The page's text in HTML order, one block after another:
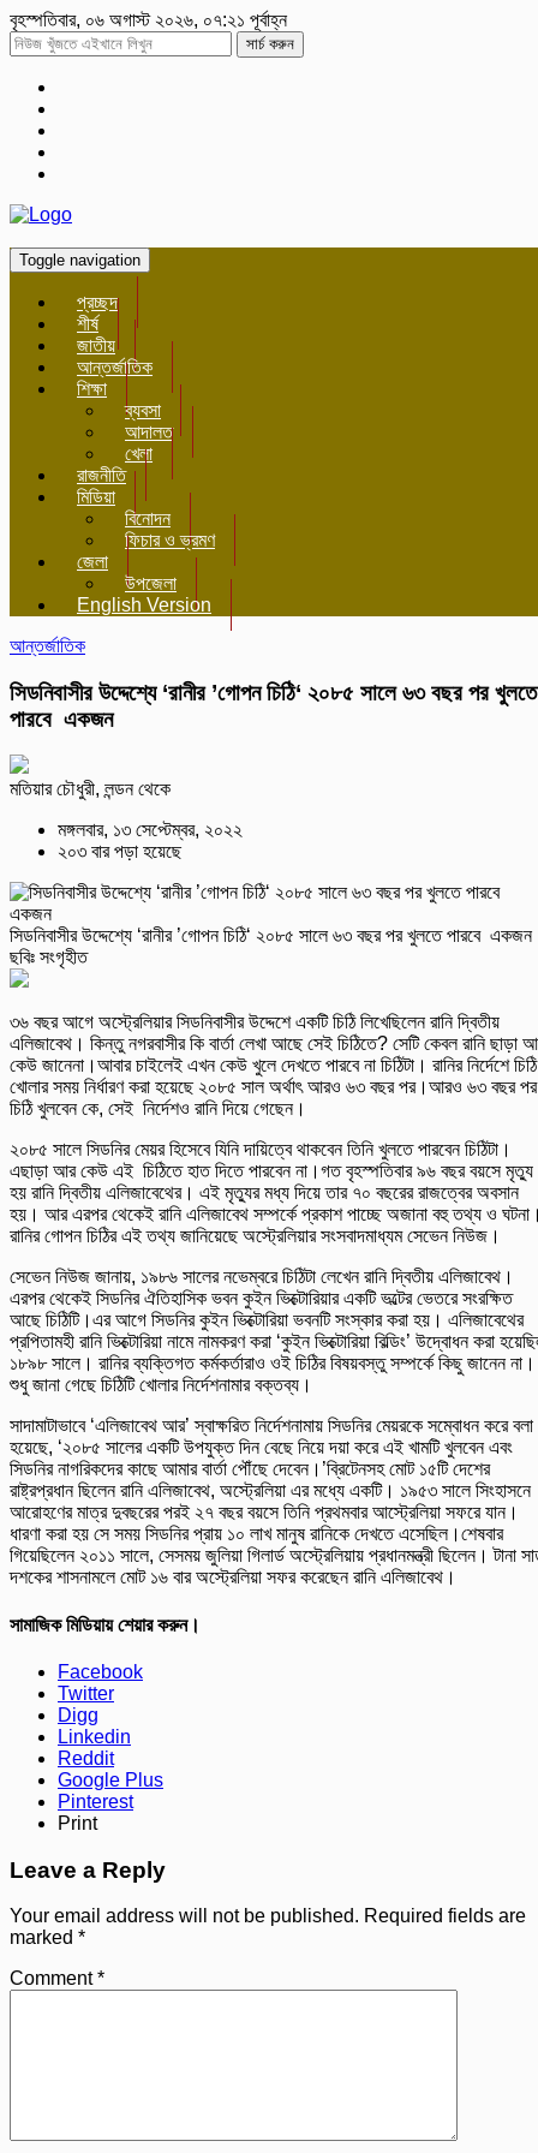
বৃহস্পতিবার, ০৬ অগাস্ট ২০২৬, ০৭:২১ পূর্বাহ্ন
সার্চ করুন
Toggle navigation
প্রচ্ছদ
শীর্ষ
জাতীয়
আন্তর্জাতিক
শিক্ষা
ব্যবসা
আদালত
খেলা
রাজনীতি
মিডিয়া
বিনোদন
ফিচার ও ভ্রমণ
জেলা
উপজেলা
English Version
আন্তর্জাতিক
সিডনিবাসীর উদ্দেশ্যে ‘রানীর ’গোপন চিঠি‘ ২০৮৫ সালে ৬৩ বছর পর খুলতে
পারবে একজন
মতিয়ার চৌধুরী, লন্ডন থেকে
মঙ্গলবার, ১৩ সেপ্টেম্বর, ২০২২
২০৩ বার পড়া হয়েছে
সিডনিবাসীর উদ্দেশ্যে ‘রানীর ’গোপন চিঠি‘ ২০৮৫ সালে ৬৩ বছর পর খুলতে পারবে
ছবিঃ সংগৃহীত
৩৬ বছর আগে অস্ট্রেলিয়ার সিডনিবাসীর উদ্দেশে একটি চিঠি লিখেছিলেন রানি দ্বিতীয়
এলিজাবেথ। কিন্তু নগরবাসীর কি বার্তা লেখা আছে সেই চিঠিতে? সেটি কেবল রানি ছাড়া
কেউ জানেনা।আবার চাইলেই এখন কেউ খুলে দেখতে পারবে না চিঠিটা। রানির নির্দেশে চিঠি
খোলার সময় নির্ধারণ করা হয়েছে ২০৮৫ সাল অর্থাৎ আরও ৬৩ বছর পর।আরও ৬৩ বছর পর
চিঠি খুলবেন কে, সেই নির্দেশও রানি দিয়ে গেছেন।
২০৮৫ সালে সিডনির মেয়র হিসেবে যিনি দায়িত্বে থাকবেন তিনি খুলতে পারবেন চিঠিটা।
এছাড়া আর কেউ এই চিঠিতে হাত দিতে পারবেন না।গত বৃহস্পতিবার ৯৬ বছর বয়সে মৃত্যু
হয় রানি দ্বিতীয় এলিজাবেথের। এই মৃত্যুর মধ্য দিয়ে তার ৭০ বছরের রাজত্বের অবসান
হয়। আর এরপর থেকেই রানি এলিজাবেথ সম্পর্কে প্রকাশ পাচ্ছে অজানা বহু তথ্য ও
রানির গোপন চিঠির এই তথ্য জানিয়েছে অস্ট্রেলিয়ার সংসবাদমাধ্যম সেভেন নিউজ।
সেভেন নিউজ জানায়, ১৯৮৬ সালের নভেম্বরে চিঠিটা লেখেন রানি দ্বিতীয় এলিজাবেথ।
এরপর থেকেই সিডনির ঐতিহাসিক ভবন কুইন ভিক্টোরিয়ার একটি ভল্টের ভেতরে সংরক্ষিত
আছে চিঠিটি।এর আগে সিডনির কুইন ভিক্টোরিয়া ভবনটি সংস্কার করা হয়। এলিজাবেথের
প্রপিতামহী রানি ভিক্টোরিয়া নামে নামকরণ করা ‘কুইন ভিক্টোরিয়া বিল্ডিং’ উদ্বোধন করা
১৮৯৮ সালে। রানির ব্যক্তিগত কর্মকর্তারাও ওই চিঠির বিষয়বস্তু সম্পর্কে কিছু জানেন না।
শুধু জানা গেছে চিঠিটি খোলার নির্দেশনামার বক্তব্য।
সাদামাটাভাবে ‘এলিজাবেথ আর’ স্বাক্ষরিত নির্দেশনামায় সিডনির মেয়রকে সম্বোধন করে বলা
হয়েছে, ‘২০৮৫ সালের একটি উপযুক্ত দিন বেছে নিয়ে দয়া করে এই খামটি খুলবেন এবং
সিডনির নাগরিকদের কাছে আমার বার্তা পৌঁছে দেবেন।’ব্রিটেনসহ মোট ১৫টি দেশের
রাষ্ট্রপ্রধান ছিলেন রানি এলিজাবেথ, অস্ট্রেলিয়া এর মধ্যে একটি। ১৯৫৩ সালে সিংহাসনে
আরোহণের মাত্র দুবছরের পরই ২৭ বছর বয়সে তিনি প্রথমবার আস্ট্রেলিয়া সফরে যান।
ধারণা করা হয় সে সময় সিডনির প্রায় ১০ লাখ মানুষ রানিকে দেখতে এসেছিল।শেষবার
গিয়েছিলেন ২০১১ সালে, সেসময় জুলিয়া গিলার্ড অস্ট্রেলিয়ায় প্রধানমন্ত্রী ছিলেন। টানা
দশকের শাসনামলে মোট ১৬ বার অস্ট্রেলিয়া সফর করেছেন রানি এলিজাবেথ।
সামাজিক মিডিয়ায় শেয়ার করুন।
Facebook
Twitter
Digg
Linkedin
Reddit
Google Plus
Pinterest
Print
Leave a Reply
Your email address will not be published. Required fields are
marked *
Comment*